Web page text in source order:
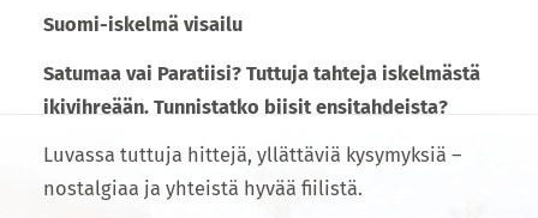
Suomi-iskelmä visailu
Satumaa vai Paratiisi? Tuttuja tahteja iskelmästä
ikivihreään. Tunnistatko biisit ensitahdeista?
Luvassa tuttuja hittejä, yllättäviä kysymyksiä –
nostalgiaa ja yhteistä hyvää fiilistä.